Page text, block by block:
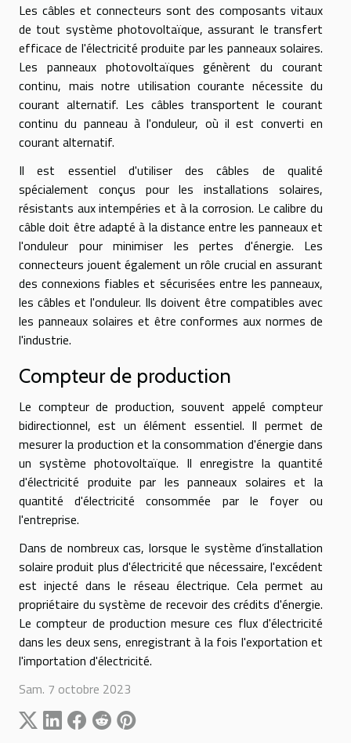
Les câbles et connecteurs sont des composants vitaux
de tout système photovoltaïque, assurant le transfert
efficace de l'électricité produite par les panneaux solaires.
Les panneaux photovoltaïques génèrent du courant
continu, mais notre utilisation courante nécessite du
courant alternatif. Les câbles transportent le courant
continu du panneau à l'onduleur, où il est converti en
courant alternatif.
Il est essentiel d'utiliser des câbles de qualité
spécialement conçus pour les installations solaires,
résistants aux intempéries et à la corrosion. Le calibre du
câble doit être adapté à la distance entre les panneaux et
l'onduleur pour minimiser les pertes d'énergie. Les
connecteurs jouent également un rôle crucial en assurant
des connexions fiables et sécurisées entre les panneaux,
les câbles et l'onduleur. Ils doivent être compatibles avec
les panneaux solaires et être conformes aux normes de
l'industrie.
Compteur de production
Le compteur de production, souvent appelé compteur
bidirectionnel, est un élément essentiel. Il permet de
mesurer la production et la consommation d'énergie dans
un système photovoltaïque. Il enregistre la quantité
d'électricité produite par les panneaux solaires et la
quantité d'électricité consommée par le foyer ou
l'entreprise.
Dans de nombreux cas, lorsque le système d’installation
solaire produit plus d'électricité que nécessaire, l'excédent
est injecté dans le réseau électrique. Cela permet au
propriétaire du système de recevoir des crédits d'énergie.
Le compteur de production mesure ces flux d'électricité
dans les deux sens, enregistrant à la fois l'exportation et
l'importation d'électricité.
Sam. 7 octobre 2023